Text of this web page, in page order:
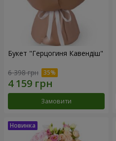
Букет "Герцогиня Кавендіш"
6 398 грн
Замовити